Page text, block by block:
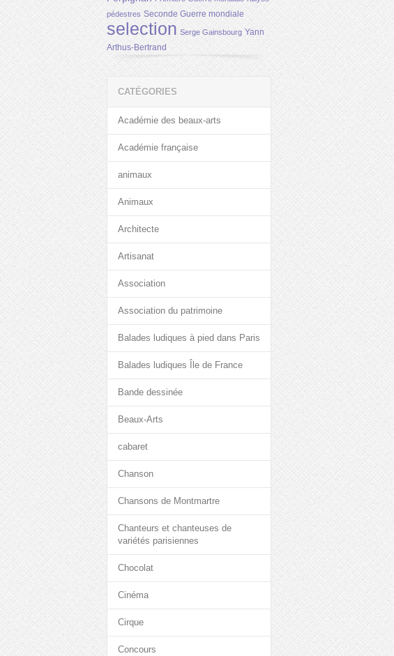
pédestres Seconde Guerre mondiale
selection Serge Gainsbourg Yann
Arthus-Bertrand
CATÉGORIES
Académie des beaux-arts
Académie française
animaux
Animaux
Architecte
Artisanat
Association
Association du patrimoine
Balades ludiques à pied dans Paris
Balades ludiques Île de France
Bande dessinée
Beaux-Arts
cabaret
Chanson
Chansons de Montmartre
Chanteurs et chanteuses de
variétés parisiennes
Chocolat
Cinéma
Cirque
Concours